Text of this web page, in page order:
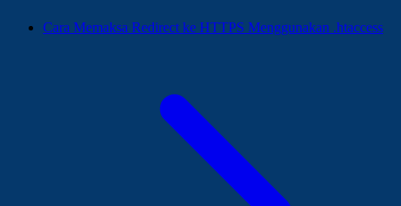
Cara Memaksa Redirect ke HTTPS Menggunakan .htaccess